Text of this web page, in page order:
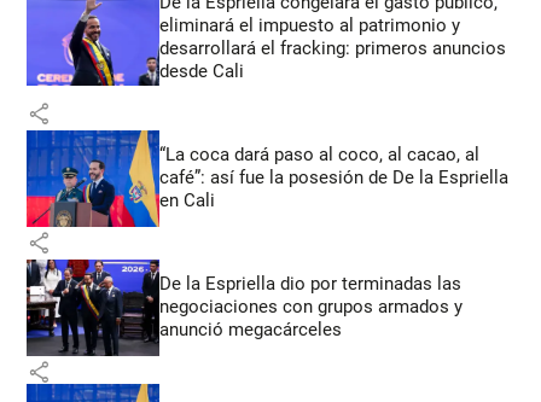
eliminará el impuesto al patrimonio y
desarrollará el fracking: primeros anuncios
desde Cali
share
“La coca dará paso al coco, al cacao, al
café”: así fue la posesión de De la Espriella
en Cali
share
De la Espriella dio por terminadas las
negociaciones con grupos armados y
anunció megacárceles
share